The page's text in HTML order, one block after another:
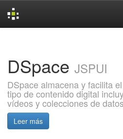
DSpace JSPUI
DSpace almacena y facilita
tipo de contenido digital
vídeos y colecciones de
Leer más